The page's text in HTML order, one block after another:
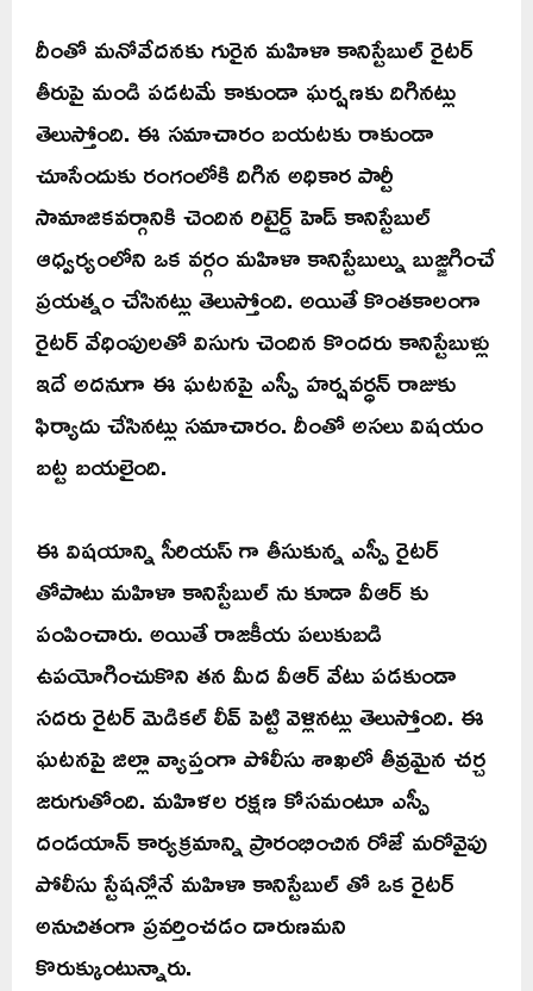
దీంతో మనోవేదనకు గురైన మహిళా కానిస్టేబుల్ రైటర్
తీరుపై మండి పడటమే కాకుండా ఘర్షణకు దిగినట్లు
తెలుస్తోంది. ఈ సమాచారం బయటకు రాకుండా
చూసేందుకు రంగంలోకి దిగిన అధికార పార్టీ
సామాజికవర్గానికి చెందిన రిటైర్డ్ హెడ్ కానిస్టేబుల్
ఆధ్వర్యంలోని ఒక వర్గం మహిళా కానిస్టేబుల్ను బుజ్జగించే
ప్రయత్నం చేసినట్లు తెలుస్తోంది. అయితే కొంతకాలంగా
రైటర్ వేధింపులతో విసుగు చెందిన కొందరు కానిస్టేబుళ్లు
ఇదే అదనుగా ఈ ఘటనపై ఎస్పీ హర్షవర్ధన్ రాజుకు
ఫిర్యాదు చేసినట్లు సమాచారం. దీంతో అసలు విషయం
బట్ట బయలైంది.
ఈ విషయాన్ని సీరియస్ గా తీసుకున్న ఎస్పీ రైటర్
తోపాటు మహిళా కానిస్టేబుల్ ను కూడా వీఆర్ కు
పంపించారు. అయితే రాజకీయ పలుకుబడి
ఉపయోగించుకొని తన మీద వీఆర్ వేటు పడకుండా
సదరు రైటర్ మెడికల్ లీవ్ పెట్టి వెళ్లినట్లు తెలుస్తోంది. ఈ
ఘటనపై జిల్లా వ్యాప్తంగా పోలీసు శాఖలో తీవ్రమైన చర్చ
జరుగుతోంది. మహిళల రక్షణ కోసమంటూ ఎస్పీ
దండయాన్ కార్యక్రమాన్ని ప్రారంభించిన రోజే మరోవైపు
పోలీసు స్టేషన్లోనే మహిళా కానిస్టేబుల్ తో ఒక రైటర్
అనుచితంగా ప్రవర్తించడం దారుణమని
కొరుక్కుంటున్నారు.